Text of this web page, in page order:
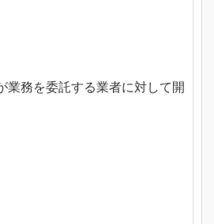
業務を委託する業者に対して開